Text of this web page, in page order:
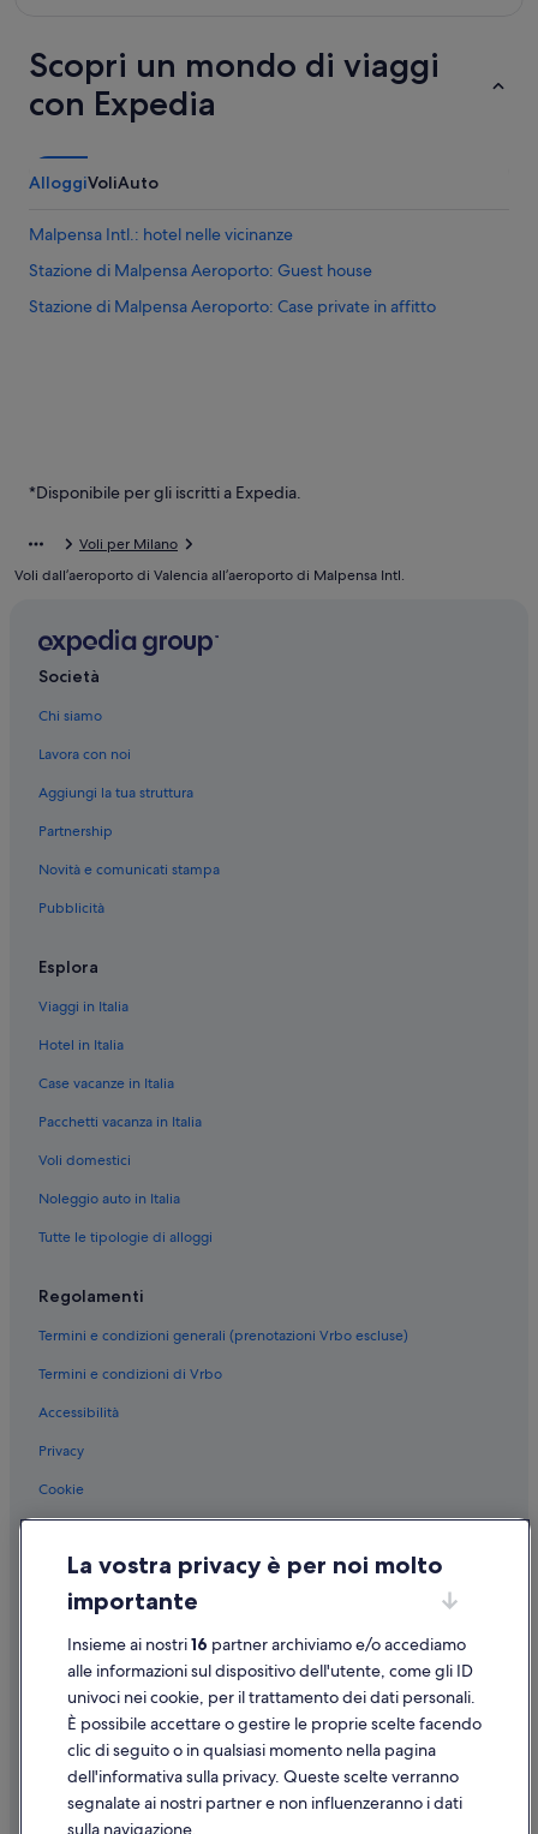
Scopri un mondo di viaggi
con Expedia
AlloggiVoliAuto
Malpensa Intl.: hotel nelle vicinanze
Stazione di Malpensa Aeroporto: Guest house
Stazione di Malpensa Aeroporto: Case private in affitto
*Disponibile per gli iscritti a Expedia.
Voli per Milano
Voli dall’aeroporto di Valencia all’aeroporto di Malpensa Intl.
Società
Chi siamo
Lavora con noi
Aggiungi la tua struttura
Partnership
Novità e comunicati stampa
Pubblicità
Esplora
Viaggi in Italia
Hotel in Italia
Case vacanze in Italia
Pacchetti vacanza in Italia
Voli domestici
Noleggio auto in Italia
Tutte le tipologie di alloggi
Regolamenti
Termini e condizioni generali (prenotazioni Vrbo escluse)
Termini e condizioni di Vrbo
Accessibilità
Privacy
Cookie
Informazioni legali/Contatti
Linee guida sui contenuti e segnalazione dei contenuti
Supporto
Assistenza clienti
Contattaci
Come cancellare un volo
Come modificare la prenotazione di un hotel o una casa vacanze
La vostra privacy è per noi molto
importante
Insieme ai nostri16 partner archiviamo e/o accediamo
alle informazioni sul dispositivo dell'utente, come gli ID
univoci nei cookie, per il trattamento dei dati personali.
È possibile accettare o gestire le proprie scelte facendo
clic di seguito o in qualsiasi momento nella pagina
dell'informativa sulla privacy. Queste scelte verranno
segnalate ai nostri partner e non influenzeranno i dati
sulla navigazione.